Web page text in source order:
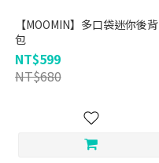
【MOOMIN】多口袋迷你後背
包
NT$599
NT$680